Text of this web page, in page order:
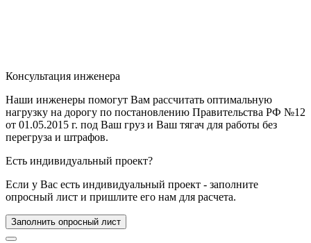
Консультация инженера
Наши инженеры помогут Вам рассчитать оптимальную
нагрузку на дорогу по постановлению Правительства РФ №12
от 01.05.2015 г. под Ваш груз и Ваш тягач для работы без
перегруза и штрафов.
Есть индивидуальный проект?
Если у Вас есть индивидуальный проект - заполните
опросный лист и пришлите его нам для расчета.
Заполнить опросный лист